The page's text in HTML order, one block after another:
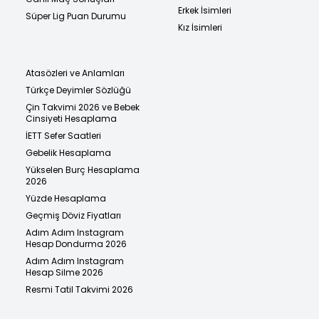
Süper Lig Puan Durumu
Erkek İsimleri
Kız İsimleri
Atasözleri ve Anlamları
Türkçe Deyimler Sözlüğü
Çin Takvimi 2026 ve Bebek
Cinsiyeti Hesaplama
İETT Sefer Saatleri
Gebelik Hesaplama
Yükselen Burç Hesaplama
2026
Yüzde Hesaplama
Geçmiş Döviz Fiyatları
Adım Adım Instagram
Hesap Dondurma 2026
Adım Adım Instagram
Hesap Silme 2026
Resmi Tatil Takvimi 2026